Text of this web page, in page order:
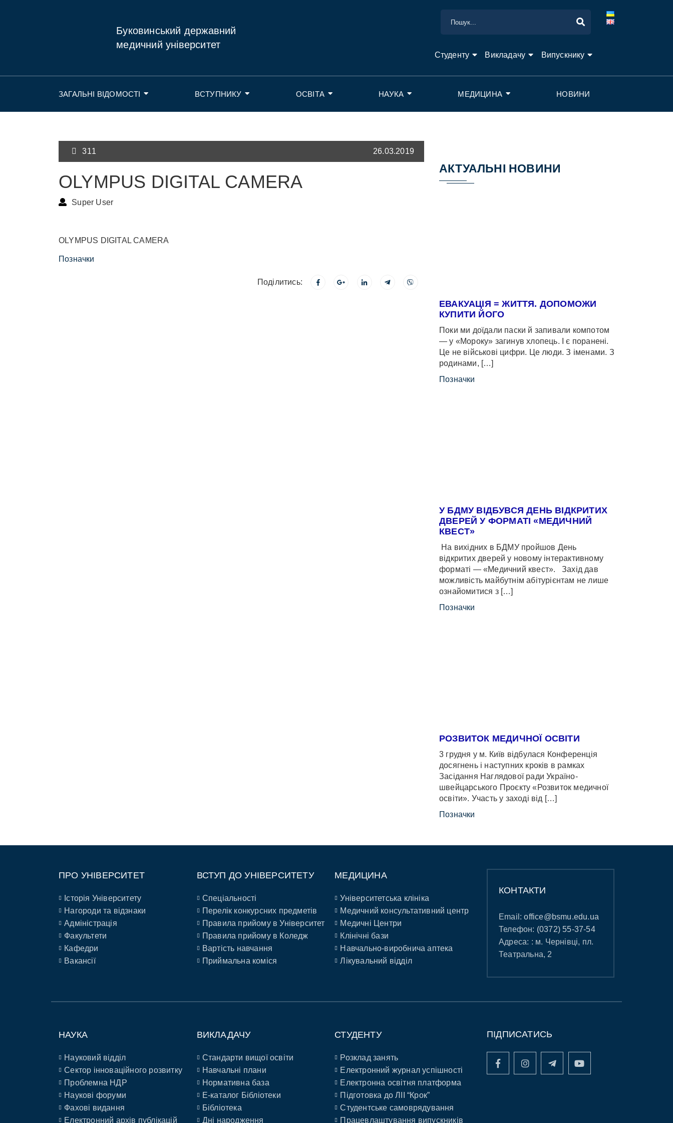
Буковинський державний
медичний університет
Студенту Викладачу Випускнику
ЗАГАЛЬНІ ВІДОМОСТІ ВСТУПНИКУ ОСВІТА НАУКА МЕДИЦИНА НОВИНИ
311 26.03.2019
OLYMPUS DIGITAL CAMERA
Super User
OLYMPUS DIGITAL CAMERA
Позначки
Поділитись:
АКТУАЛЬНІ НОВИНИ
ЕВАКУАЦІЯ = ЖИТТЯ. ДОПОМОЖИ
КУПИТИ ЙОГО
Поки ми доїдали паски й запивали компотом
— у «Мороку» загинув хлопець. І є поранені.
Це не військові цифри. Це люди. З іменами. З
родинами, […]
Позначки
У БДМУ ВІДБУВСЯ ДЕНЬ ВІДКРИТИХ
ДВЕРЕЙ У ФОРМАТІ «МЕДИЧНИЙ
КВЕСТ»
На вихідних в БДМУ пройшов День
відкритих дверей у новому інтерактивному
форматі — «Медичний квест». Захід дав
можливість майбутнім абітурієнтам не лише
ознайомитися з […]
Позначки
РОЗВИТОК МЕДИЧНОЇ ОСВІТИ
3 грудня у м. Київ відбулася Конференція
досягнень і наступних кроків в рамках
Засідання Наглядової ради Україно-
швейцарського Проєкту «Розвиток медичної
освіти». Участь у заході від […]
Позначки
ПРО УНІВЕРСИТЕТ
Історія Університету
Нагороди та відзнаки
Адміністрація
Факультети
Кафедри
Вакансії
ВСТУП ДО УНІВЕРСИТЕТУ
Спеціальності
Перелік конкурсних предметів
Правила прийому в Університет
Правила прийому в Коледж
Вартість навчання
Приймальна коміся
МЕДИЦИНА
Університетська клініка
Медичний консультативний центр
Медичні Центри
Клінічні бази
Навчально-виробнича аптека
Лікувальний відділ
КОНТАКТИ
Email:office@bsmu.edu.ua
Телефон: (0372) 55-37-54
Адреса: : м. Чернівці, пл.
Театральна, 2
НАУКА
Науковий відділ
Сектор інноваційного розвитку
Проблемна НДР
Наукові форуми
Фахові видання
Електронний архів публікацій
ВИКЛАДАЧУ
Стандарти вищої освіти
Навчальні плани
Нормативна база
E-каталог Бібліотеки
Бібліотека
Дні народження
СТУДЕНТУ
Розклад занять
Електронний журнал успішності
Електронна освітня платформа
Підготовка до ЛІІ “Крок”
Студентське самоврядування
Працевлаштування випускників
ПІДПИСАТИСЬ